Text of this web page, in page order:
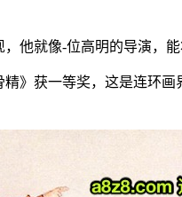
就像-位高明的导演，
》获一等奖，这是连环